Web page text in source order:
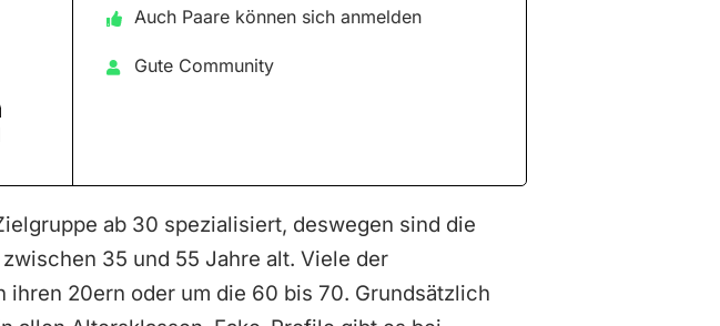
Auch Paare können sich anmelden
Gute Community
ab 30 spezialisiert, deswegen sind die
35 und 55 Jahre alt. Viele der
ihren 20ern oder um die 60 bis 70. Grundsätzlich